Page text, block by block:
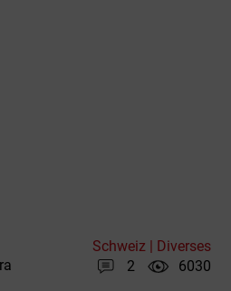
Schweiz | Diverses
2 6030